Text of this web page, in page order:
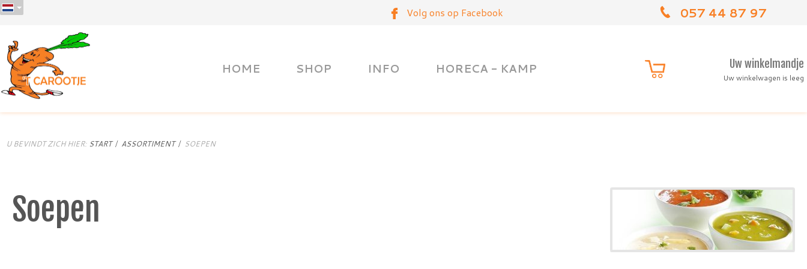
Volg ons op Facebook 057 44 87 97
HOME SHOP INFO HORECA - KAMP Uw winkelmandje
Uw winkelwagen is leeg
U BEVINDT ZICH HIER: START ASSORTIMENT SOEPEN
Soepen